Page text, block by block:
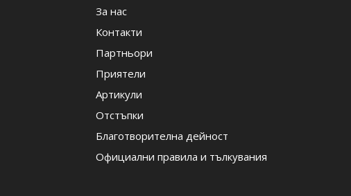
За нас
Контакти
Партньори
Приятели
Артикули
Отстъпки
Благотворителна дейност
Официални правила и тълкувания